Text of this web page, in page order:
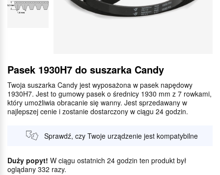
Pasek 1930H7 do suszarka Candy
Twoja suszarka Candy jest wyposażona w pasek napędowy
1930H7. Jest to gumowy pasek o średnicy 1930 mm z 7 rowkami,
który umożliwia obracanie się wanny. Jest sprzedawany w
najlepszej cenie i zostanie dostarczony w ciągu 24 godzin.
Sprawdź, czy Twoje urządzenie jest kompatybilne
Duży popyt! W ciągu ostatnich 24 godzin ten produkt był
oglądany 332 razy.